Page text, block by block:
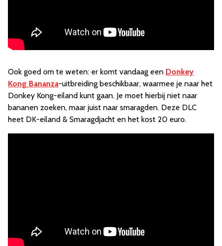
Ook goed om te weten: er komt vandaag een Donkey
Kong Bananza-uitbreiding beschikbaar, waarmee je naar het
Donkey Kong-eiland kunt gaan. Je moet hierbij niet naar
bananen zoeken, maar juist naar smaragden. Deze DLC
heet DK-eiland & Smaragdjacht en het kost 20 euro.